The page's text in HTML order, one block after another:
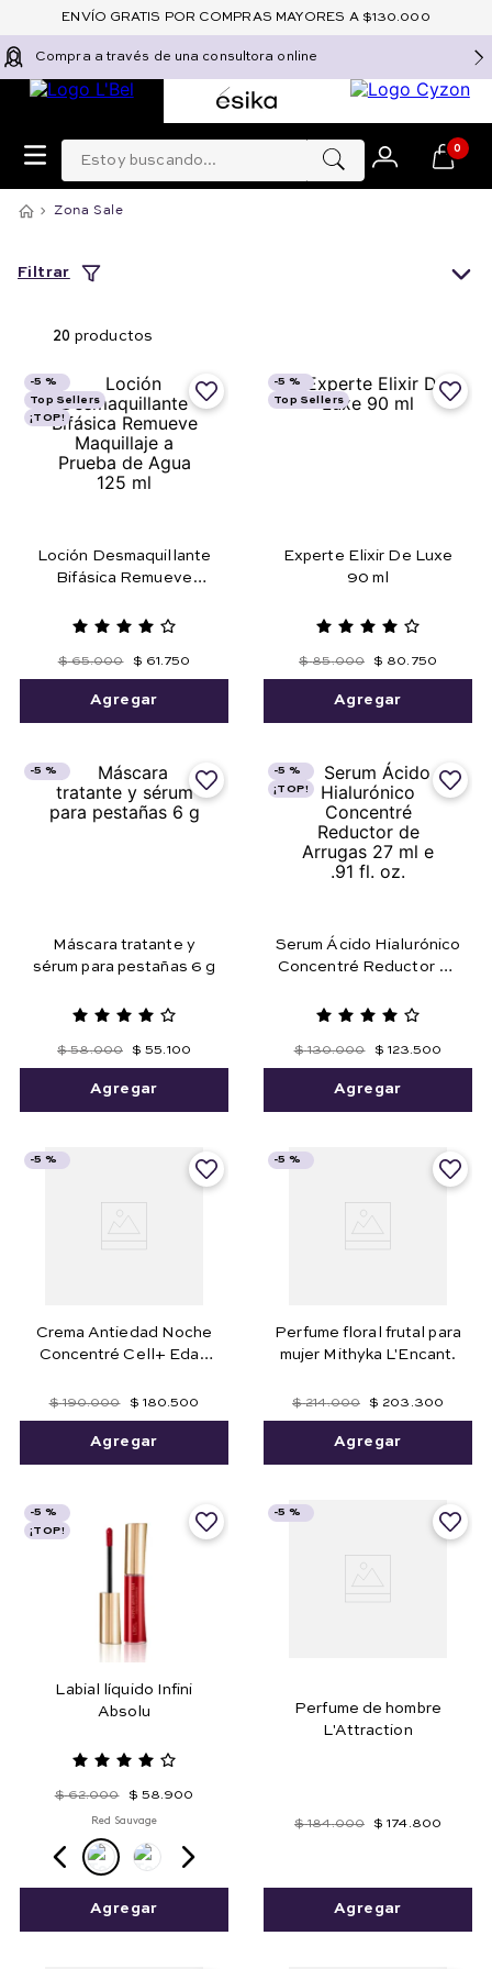
Compra a través de una consultora online
Estoy buscando... 0
ENVÍO GRATIS POR COMPRAS MAYORES A $130.000
Zona Sale
Filtrar
20 productos
Loción Desmaquillante
Bifásica Remueve
Agua 125 ml
-5 %
Top Sellers
¡TOP!
$ 65.000 $ 61.750
Agregar
Experte Elixir De Luxe
90 ml
-5 %
Top Sellers
$ 85.000 $ 80. 750
Agregar
Máscara tratante y
sérum para pestañas 6 g
-5 %
$ 58.000 $ 55.100
Agregar
Serum Ácido Hialurónico
Concentré Reductor de
-5 %
¡TOP!
$ 130.000 $ 123.500
Agregar
Crema Antiedad Noche
Concentré Cell+ Edad
-5 %
$ 190.000 $ 180.500
Agregar
Perfume floral frutal para
mujer Mithyka L'Encant.
-5 %
$ 214.000 $ 203 .300
Agregar
Labial líquido Infini
Absolu
-5 %
¡TOP!
$ 62.000 $ 58.900
Red Sauvage
Agregar
Perfume de hombre
L'Attraction
-5 %
$ 184.000 $ 174.800
Agregar